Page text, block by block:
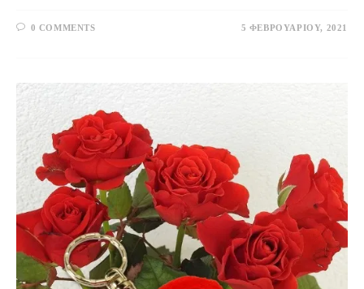
0 COMMENTS 5 ΦΕΒΡΟΥΑΡΊΟΥ, 2021